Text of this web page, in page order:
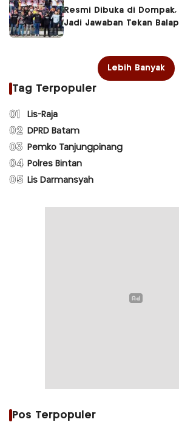
Resmi Dibuka di
Jadi Jawaban Tekan
Lebih Banyak
Tag Terpopuler
01 Lis-Raja
02 DPRD Batam
03 Pemko Tanjungpinang
04 Polres Bintan
05 Lis Darmansyah
Pos Terpopuler